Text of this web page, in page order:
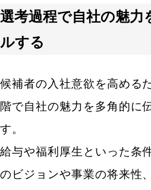
選考過程で自社の魅力
ルする
候補者の入社意欲を高める
階で自社の魅力を多角的に
す。
給与や福利厚生といった条
のビジョンや事業の将来性